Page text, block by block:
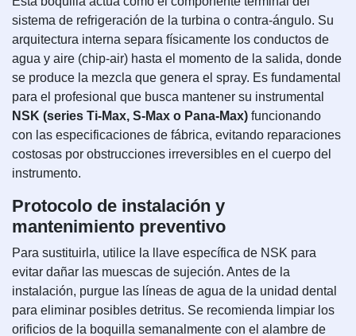
sistema de refrigeración de la turbina o contra-ángulo. Su
arquitectura interna separa físicamente los conductos de
agua y aire (chip-air) hasta el momento de la salida, donde
se produce la mezcla que genera el spray. Es fundamental
para el profesional que busca mantener su instrumental
NSK (series Ti-Max, S-Max o Pana-Max) funcionando
con las especificaciones de fábrica, evitando reparaciones
costosas por obstrucciones irreversibles en el cuerpo del
instrumento.
Protocolo de instalación y
mantenimiento preventivo
Para sustituirla, utilice la llave específica de NSK para
evitar dañar las muescas de sujeción. Antes de la
instalación, purgue las líneas de agua de la unidad dental
para eliminar posibles detritus. Se recomienda limpiar los
orificios de la boquilla semanalmente con el alambre de